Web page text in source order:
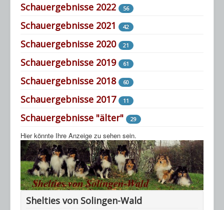
Schauergebnisse 2022 56
Schauergebnisse 2021 42
Schauergebnisse 2020 21
Schauergebnisse 2019 61
Schauergebnisse 2018 60
Schauergebnisse 2017 11
Schauergebnisse "älter" 29
Hier könnte Ihre Anzeige zu sehen sein.
Shelties von Solingen-Wald